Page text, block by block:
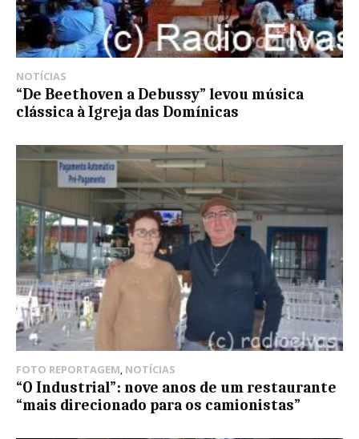
NOTÍCIAS
“De Beethoven a Debussy” levou música
clássica à Igreja das Domínicas
FOTO REPORTAGEM, NOTÍCIAS
“O Industrial”: nove anos de um restaurante
“mais direcionado para os camionistas”